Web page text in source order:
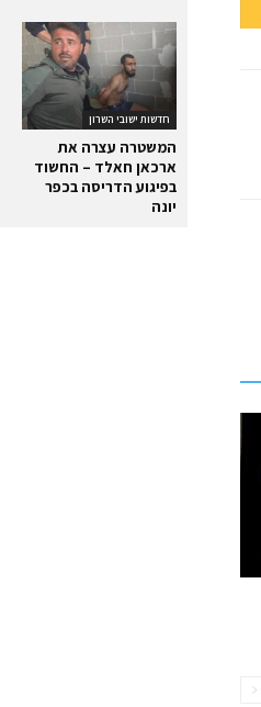
חדשות ישובי השרון
המשטרה עצרה את
ארכאן חאלד – החשוד
בפיגוע הדריסה בכפר
יונה